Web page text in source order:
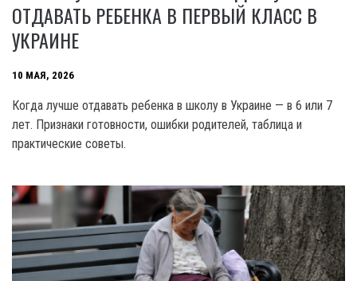
ОТДАВАТЬ РЕБЕНКА В ПЕРВЫЙ КЛАСС В
УКРАИНЕ
10 МАЯ, 2026
Когда лучше отдавать ребенка в школу в Украине — в 6 или 7
лет. Признаки готовности, ошибки родителей, таблица и
практические советы.